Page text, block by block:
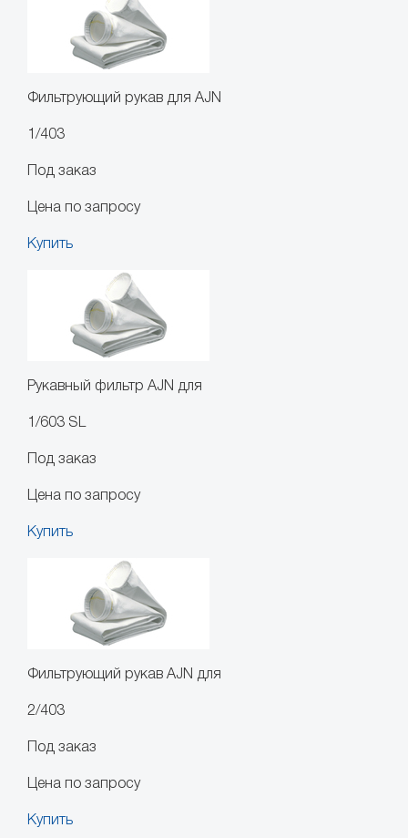
Фильтрующий рукав для AJN
1/403
Под заказ
Цена по запросу
Купить
Рукавный фильтр AJN для
1/603 SL
Под заказ
Цена по запросу
Купить
Фильтрующий рукав AJN для
2/403
Под заказ
Цена по запросу
Купить